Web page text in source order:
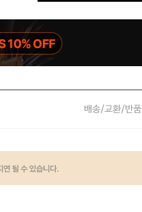
배송/교환/반품